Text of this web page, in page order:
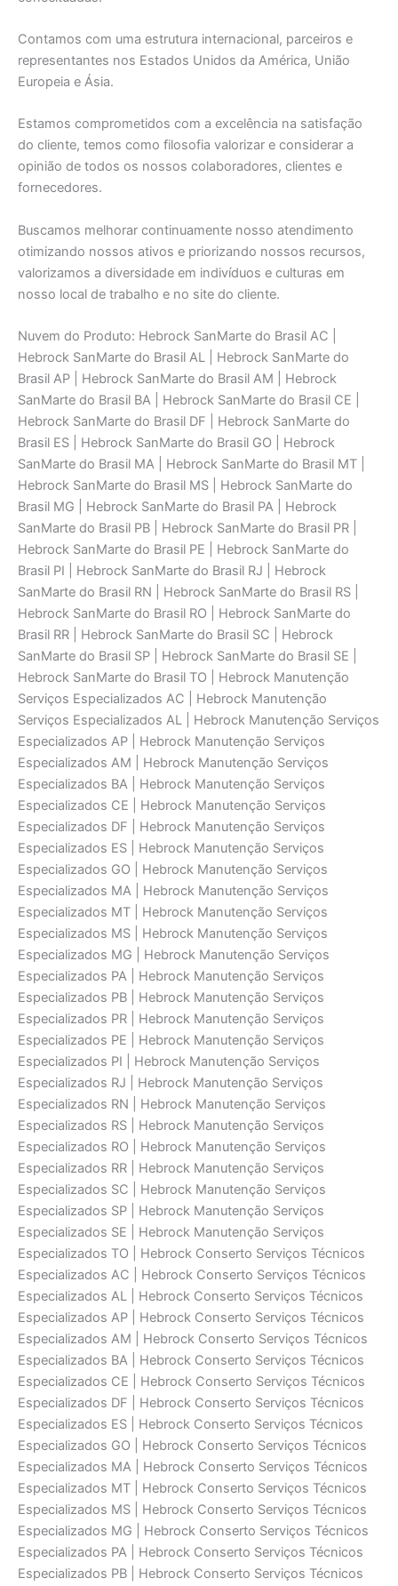
Contamos com uma estrutura internacional, parceiros e
representantes nos Estados Unidos da América, União
Europeia e Ásia.
Estamos comprometidos com a excelência na satisfação
do cliente, temos como filosofia valorizar e considerar a
opinião de todos os nossos colaboradores, clientes e
fornecedores.
Buscamos melhorar continuamente nosso atendimento
otimizando nossos ativos e priorizando nossos recursos,
valorizamos a diversidade em indivíduos e culturas em
nosso local de trabalho e no site do cliente.
Nuvem do Produto: Hebrock SanMarte do Brasil AC |
Hebrock SanMarte do Brasil AL | Hebrock SanMarte do
Brasil AP | Hebrock SanMarte do Brasil AM | Hebrock
SanMarte do Brasil BA | Hebrock SanMarte do Brasil CE |
Hebrock SanMarte do Brasil DF | Hebrock SanMarte do
Brasil ES | Hebrock SanMarte do Brasil GO | Hebrock
SanMarte do Brasil MA | Hebrock SanMarte do Brasil MT |
Hebrock SanMarte do Brasil MS | Hebrock SanMarte do
Brasil MG | Hebrock SanMarte do Brasil PA | Hebrock
SanMarte do Brasil PB | Hebrock SanMarte do Brasil PR |
Hebrock SanMarte do Brasil PE | Hebrock SanMarte do
Brasil PI | Hebrock SanMarte do Brasil RJ | Hebrock
SanMarte do Brasil RN | Hebrock SanMarte do Brasil RS |
Hebrock SanMarte do Brasil RO | Hebrock SanMarte do
Brasil RR | Hebrock SanMarte do Brasil SC | Hebrock
SanMarte do Brasil SP | Hebrock SanMarte do Brasil SE |
Hebrock SanMarte do Brasil TO | Hebrock Manutenção
Serviços Especializados AC | Hebrock Manutenção
Serviços Especializados AL | Hebrock Manutenção Serviços
Especializados AP | Hebrock Manutenção Serviços
Especializados AM | Hebrock Manutenção Serviços
Especializados BA | Hebrock Manutenção Serviços
Especializados CE | Hebrock Manutenção Serviços
Especializados DF | Hebrock Manutenção Serviços
Especializados ES | Hebrock Manutenção Serviços
Especializados GO | Hebrock Manutenção Serviços
Especializados MA | Hebrock Manutenção Serviços
Especializados MT | Hebrock Manutenção Serviços
Especializados MS | Hebrock Manutenção Serviços
Especializados MG | Hebrock Manutenção Serviços
Especializados PA | Hebrock Manutenção Serviços
Especializados PB | Hebrock Manutenção Serviços
Especializados PR | Hebrock Manutenção Serviços
Especializados PE | Hebrock Manutenção Serviços
Especializados PI | Hebrock Manutenção Serviços
Especializados RJ | Hebrock Manutenção Serviços
Especializados RN | Hebrock Manutenção Serviços
Especializados RS | Hebrock Manutenção Serviços
Especializados RO | Hebrock Manutenção Serviços
Especializados RR | Hebrock Manutenção Serviços
Especializados SC | Hebrock Manutenção Serviços
Especializados SP | Hebrock Manutenção Serviços
Especializados SE | Hebrock Manutenção Serviços
Especializados TO | Hebrock Conserto Serviços Técnicos
Especializados AC | Hebrock Conserto Serviços Técnicos
Especializados AL | Hebrock Conserto Serviços Técnicos
Especializados AP | Hebrock Conserto Serviços Técnicos
Especializados AM | Hebrock Conserto Serviços Técnicos
Especializados BA | Hebrock Conserto Serviços Técnicos
Especializados CE | Hebrock Conserto Serviços Técnicos
Especializados DF | Hebrock Conserto Serviços Técnicos
Especializados ES | Hebrock Conserto Serviços Técnicos
Especializados GO | Hebrock Conserto Serviços Técnicos
Especializados MA | Hebrock Conserto Serviços Técnicos
Especializados MT | Hebrock Conserto Serviços Técnicos
Especializados MS | Hebrock Conserto Serviços Técnicos
Especializados MG | Hebrock Conserto Serviços Técnicos
Especializados PA | Hebrock Conserto Serviços Técnicos
Especializados PB | Hebrock Conserto Serviços Técnicos